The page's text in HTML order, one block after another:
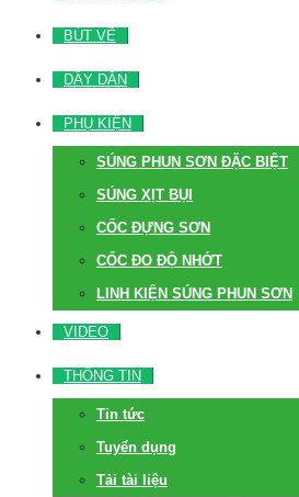
BÚT VẼ
DÂY DẪN
PHỤ KIỆN
SÚNG PHUN SƠN ĐẶC BIỆT
SÚNG XỊT BỤI
CỐC ĐỰNG SƠN
CỐC ĐO ĐỘ NHỚT
LINH KIỆN SÚNG PHUN SƠN
VIDEO
THÔNG TIN
Tin tức
Tuyển dụng
Tải tài liệu